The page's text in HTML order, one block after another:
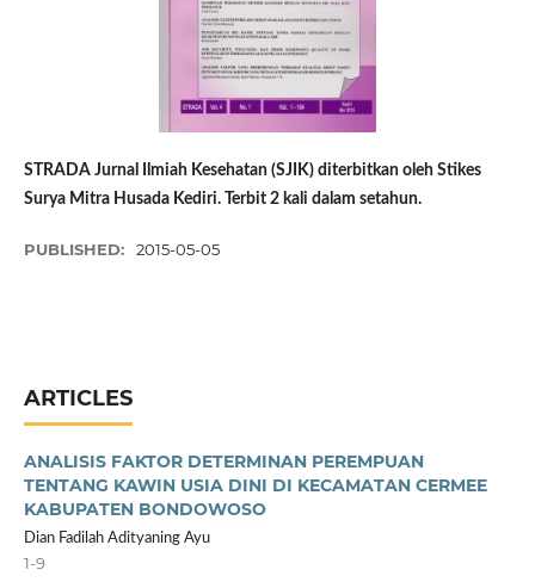
STRADA Jurnal Ilmiah Kesehatan (SJIK) diterbitkan oleh Stikes
Surya Mitra Husada Kediri. Terbit 2 kali dalam setahun.
PUBLISHED: 2015-05-05
ARTICLES
ANALISIS FAKTOR DETERMINAN PEREMPUAN
TENTANG KAWIN USIA DINI DI KECAMATAN CERMEE
KABUPATEN BONDOWOSO
Dian Fadilah Adityaning Ayu
1-9